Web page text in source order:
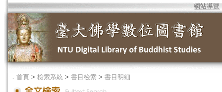
網站導覽
． 首頁 > 檢索系統 > 書目檢索 > 書目明細